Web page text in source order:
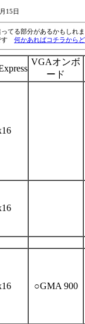
15日
てる部分があるかもしれ
す 何かあればコチラから
VGAオンボ
ード
○GMA 900